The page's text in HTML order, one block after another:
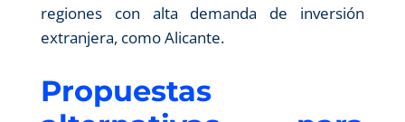
regiones con alta demanda de inversión
extranjera, como Alicante.
Propuestas